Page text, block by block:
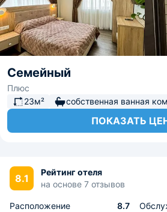
Семейный
Плюс
23м²
собственная ванная
ПОКАЗАТЬ
8.1
Рейтинг отеля
на основе 7 отзывов
Расположение 8.7